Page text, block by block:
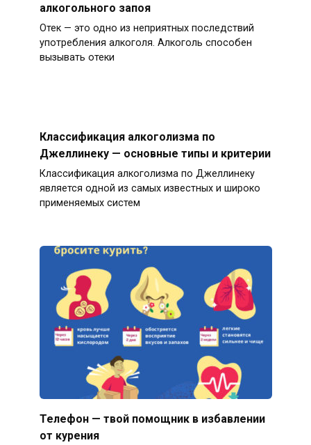
алкогольного запоя
Отек — это одно из неприятных последствий
употребления алкоголя. Алкоголь способен
вызывать отеки
Классификация алкоголизма по
Джеллинеку — основные типы и критерии
Классификация алкоголизма по Джеллинеку
является одной из самых известных и широко
применяемых систем
Телефон — твой помощник в избавлении
от курения